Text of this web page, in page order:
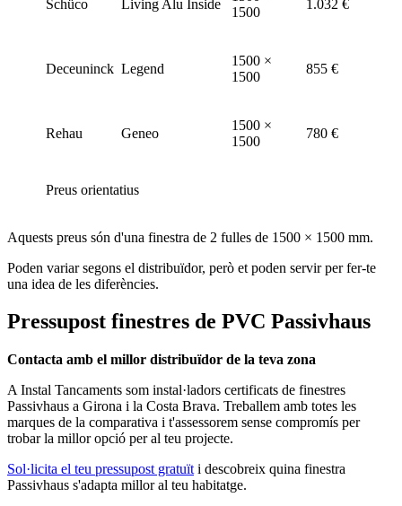
Schüco Living Alu Inside
1500
1.032 €
Deceuninck Legend
1500 ×
1500
855 €
Rehau Geneo
1500 ×
1500
780 €
Preus orientatius
Aquests preus són d'una finestra de 2 fulles de 1500 × 1500 mm.
Poden variar segons el distribuïdor, però et poden servir per fer-te
una idea de les diferències.
Pressupost finestres de PVC Passivhaus
Contacta amb el millor distribuïdor de la teva zona
A Instal Tancaments som instal·ladors certificats de finestres
Passivhaus a Girona i la Costa Brava. Treballem amb totes les
marques de la comparativa i t'assessorem sense compromís per
trobar la millor opció per al teu projecte.
Sol·licita el teu pressupost gratuït i descobreix quina finestra
Passivhaus s'adapta millor al teu habitatge.